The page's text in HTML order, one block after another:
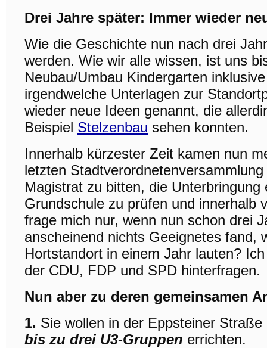
Drei Jahre später: Immer wieder
Wie die Geschichte nun nach drei
werden. Wie wir alle wissen, ist uns
Neubau/Umbau Kindergarten
irgendwelche Unterlagen zur
wieder neue Ideen genannt, die
Beispiel Stelzenbau sehen konnten.
Innerhalb kürzester Zeit kamen nun
letzten
Magistrat zu bitten, die
Grundschule zu prüfen und innerhalb
frage mich nur, wenn nun schon drei
anscheinend nichts Geeignetes fand,
Hortstandort in einem Jahr lauten?
der CDU, FDP und SPD hinterfragen.
Nun aber zu deren gemeinsamen
1. Sie wollen in der Eppsteiner
bis zu drei U3-Gruppen errichten.